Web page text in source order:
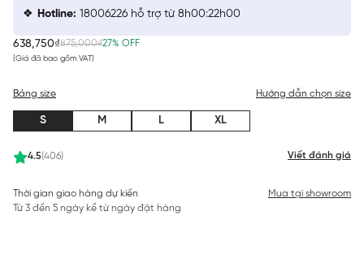
638,750₫875,000₫27% OFF
(Giá đã bao gồm VAT)
4.5(406) Viết đánh giá
Bảng size Hướng dẫn chọn size
S M L XL
Thời gian giao hàng dự kiến
Từ 3 đến 5 ngày kể từ ngày đặt hàng
Mua tại showroom
Hotline: 18006226 hỗ trợ từ 8h00:22h00